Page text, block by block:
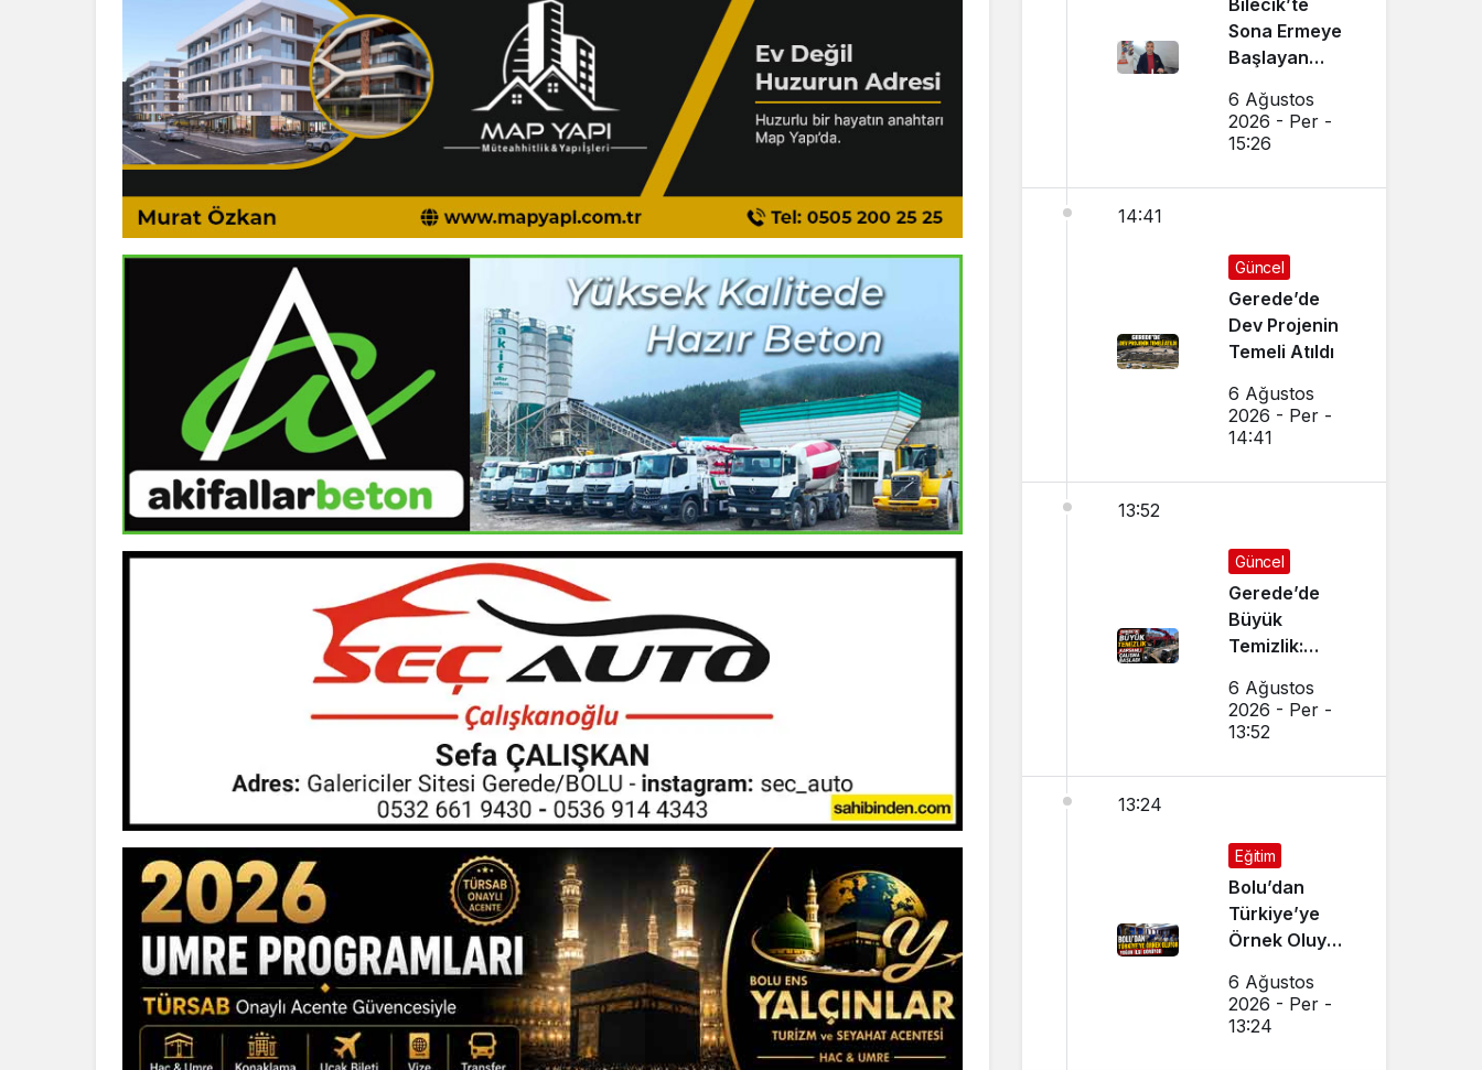
Bilecik’te
Sona Ermeye
Başlayan
Sürdürüyor
6 Ağustos
2026 - Per -
15:26
14:41
Güncel
Gerede’de
Dev Projenin
Temeli Atıldı
6 Ağustos
2026 - Per -
14:41
13:52
Güncel
Gerede’de
Büyük
Temizlik:
Çalışma
Başlatıldı
6 Ağustos
2026 - Per -
13:52
13:24
Eğitim
Bolu’dan
Türkiye’ye
Örnek Oluyor,
Görüyor
6 Ağustos
2026 - Per -
13:24